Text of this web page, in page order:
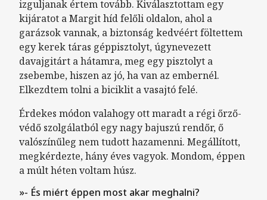
izguljanak értem tovább. Kiválasztottam egy
kijáratot a Margit híd felőli oldalon, ahol a
garázsok vannak, a biztonság kedvéért föltettem
egy kerek táras géppisztolyt, úgynevezett
davajgitárt a hátamra, meg egy pisztolyt a
zsebembe, hiszen az jó, ha van az embernél.
Elkezdtem tolni a biciklit a vasajtó felé.
Érdekes módon valahogy ott maradt a régi őrző-
védő szolgálatból egy nagy bajuszú rendőr, ő
valószínűleg nem tudott hazamenni. Megállított,
megkérdezte, hány éves vagyok. Mondom, éppen
a múlt héten voltam húsz.
»- És miért éppen most akar meghalni?